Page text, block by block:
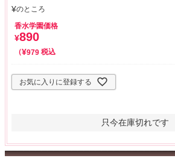
¥のところ
香水学園価格
¥890
¥979 税込
お気に入りに登録する
只今在庫切れです